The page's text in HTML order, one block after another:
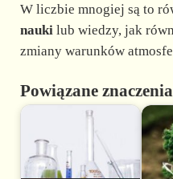
W liczbie mnogiej są to
naukilub wiedzy, jak
zmiany warunków
Powiązane